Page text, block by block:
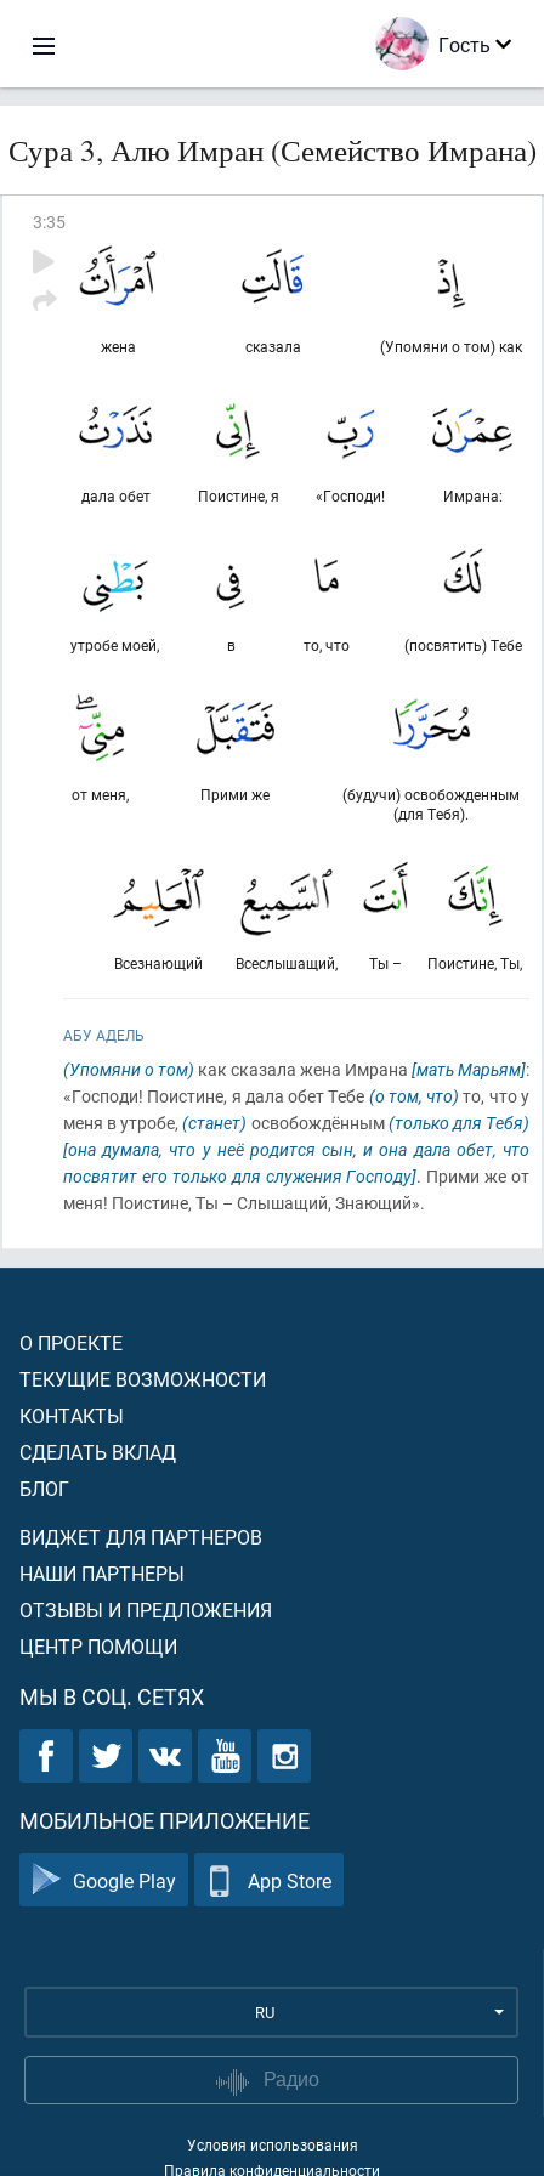
Гость
Сура 3, Алю Имран (Семейство Имрана)
3:35
(Упомяни о том) как
сказала
жена
Имрана:
«Господи!
Поистине, я
дала обет
(посвятить) Тебе
то, что
в
утробе моей,
(будучи) освобожденным
(для Тебя).
Прими же
от меня,
Поистине, Ты,
Ты –
Всеслышащий,
Всезнающий
АБУ АДЕЛЬ
(Упомяни о том) как сказала жена Имрана [мать Марьям]:
«Господи! Поистине, я дала обет Тебе (о том, что) то, что у
меня в утробе,(станет) освобождённым(только для Тебя)
[она думала, что у неё родится сын, и она дала обет, что
посвятит его только для служения Господу]. Прими же от
меня! Поистине, Ты – Слышащий, Знающий».
О ПРОЕКТЕ
ТЕКУЩИЕ ВОЗМОЖНОСТИ
КОНТАКТЫ
СДЕЛАТЬ ВКЛАД
БЛОГ
ВИДЖЕТ ДЛЯ ПАРТНЕРОВ
НАШИ ПАРТНЕРЫ
ОТЗЫВЫ И ПРЕДЛОЖЕНИЯ
ЦЕНТР ПОМОЩИ
МЫ В СОЦ. СЕТЯХ
МОБИЛЬНОЕ ПРИЛОЖЕНИЕ
Google Play App Store
RU
Радио
Условия использования
Правила конфиденциальности